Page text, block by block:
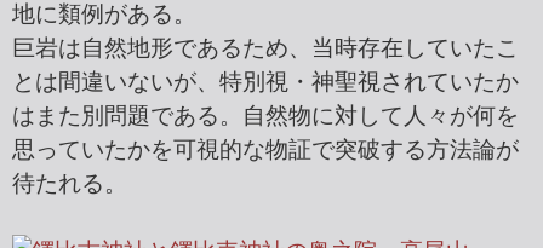
地に類例がある。
巨岩は自然地形であるため、当時存在していたこ
とは間違いないが、特別視・神聖視されていたか
はまた別問題である。自然物に対して人々が何を
思っていたかを可視的な物証で突破する方法論が
待たれる。